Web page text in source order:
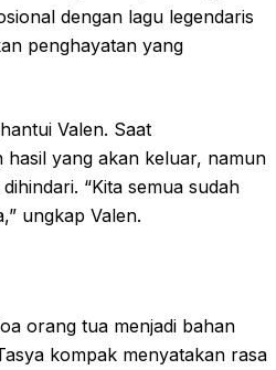
dengan lagu legendaris
penghayatan yang
Valen. Saat
hasil yang akan keluar, namun
“Kita semua sudah
ungkap Valen.
orang tua menjadi bahan
kompak menyatakan rasa